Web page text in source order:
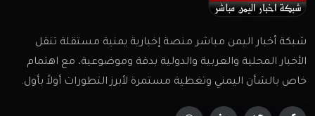
شبكة أخبار اليمن مباشر منصة إخبارية يمنية مستقلة تنقل
الأخبار المحلية والعربية والدولية بدقة وموضوعية، مع اهتمام
خاص بالشأن اليمني وتغطية مستمرة لأبرز التطورات أولاً بأول.